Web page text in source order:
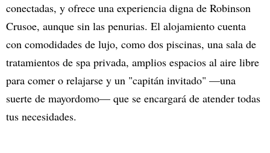
conectadas, y ofrece una experiencia digna de Robinson
Crusoe, aunque sin las penurias. El alojamiento cuenta
con comodidades de lujo, como dos piscinas, una sala de
tratamientos de spa privada, amplios espacios al aire libre
para comer o relajarse y un "capitán invitado" —una
suerte de mayordomo— que se encargará de atender todas
tus necesidades.